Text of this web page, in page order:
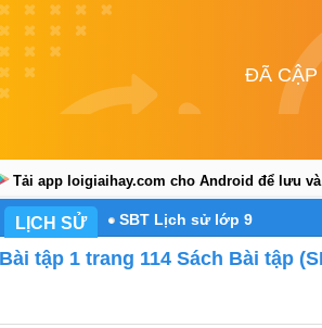
ĐÃ CẬP
Tải app loigiaihay.com cho Android để lưu
LỊCH SỬ SBT Lịch sử lớp 9
Bài tập 1 trang 114 Sách Bài tập